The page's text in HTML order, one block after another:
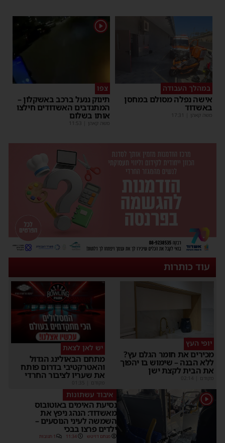
במהלך העבודה
אישה נפלה מסולם במחסן
באשדוד
משה קאהן 17:31
1
צפו
תינוק ננעל ברכב באשקלון –
המתנדבים האשדודים חילצו
אותו בשלום
משה קאהן 11:53
עוד כותרות
יופי העץ
מכירים את חומר הגלם עץ?
ללא הבנה – שימוש בו יהפוך
את הבית לקצת ישן
מקודם
יש לאן לצאת
מתחם הבאולינג הגדול
והאטרקטיבי בדרום פותח
את שעריו לציבור החרדי
מקודם
1 איבוד עשתונות
נסיעת האימים באוטובוס
מאשדוד: הנהג ניפץ את
השמשה לעיני הנוסעים –
ילדים פרצו בבכי
מנחם דויטש 11:34 1 תגובות